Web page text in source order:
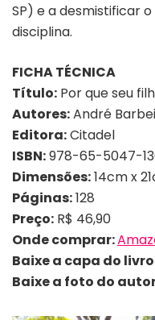
SP) e a desmistificar
disciplina.
FICHA TÉCNICA
Título: Por que seu
Autores:André
Editora:Citadel
ISBN:978-65-5047-
Dimensões:14cm x
Páginas:128
Preço: R$ 46,90
Onde comprar:
Baixe a capa do
Baixe a foto do